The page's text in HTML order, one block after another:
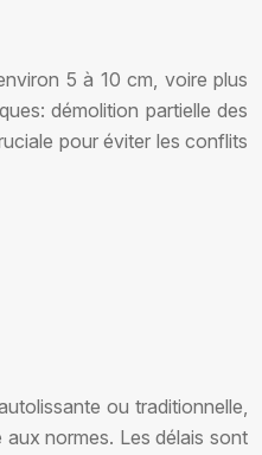
5 à 10 cm, voire plus
démolition partielle des
pour éviter les conflits
ou traditionnelle,
normes. Les délais sont